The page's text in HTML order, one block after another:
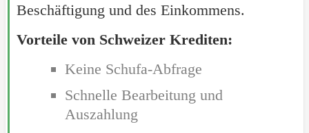
Beschäftigung und des Einkommens.
Vorteile von Schweizer Krediten:
Keine Schufa-Abfrage
Schnelle Bearbeitung und
Auszahlung